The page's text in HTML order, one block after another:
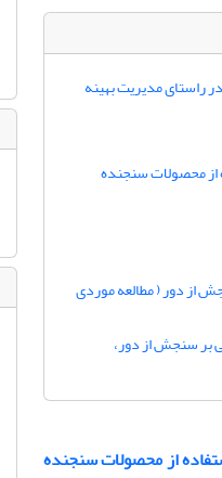
راستای مدیریت بهینه
از محصولات سنجنده
از دور ( مطالعه موردی
بر سنجش از دور،
از محصولات سنجنده